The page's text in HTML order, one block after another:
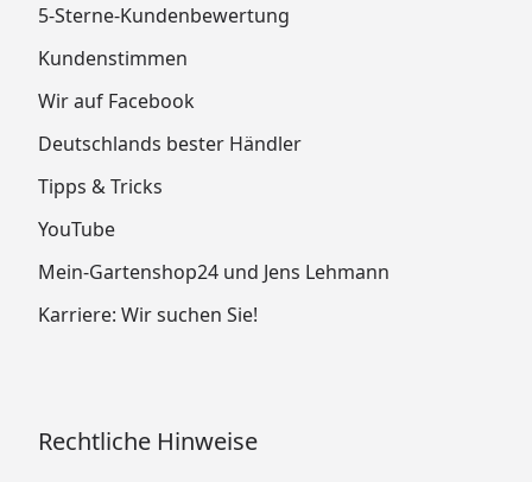
5-Sterne-Kundenbewertung
Kundenstimmen
Wir auf Facebook
Deutschlands bester Händler
Tipps & Tricks
YouTube
Mein-Gartenshop24 und Jens Lehmann
Karriere: Wir suchen Sie!
Rechtliche Hinweise